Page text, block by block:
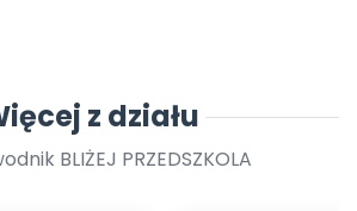
z działu
BLIŻEJ PRZEDSZKOLA